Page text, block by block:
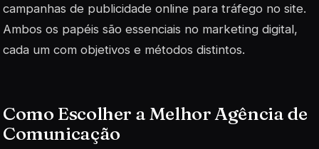
campanhas de publicidade online para tráfego no site.
Ambos os papéis são essenciais no marketing digital,
cada um com objetivos e métodos distintos.
Como Escolher a Melhor Agência de
Comunicação